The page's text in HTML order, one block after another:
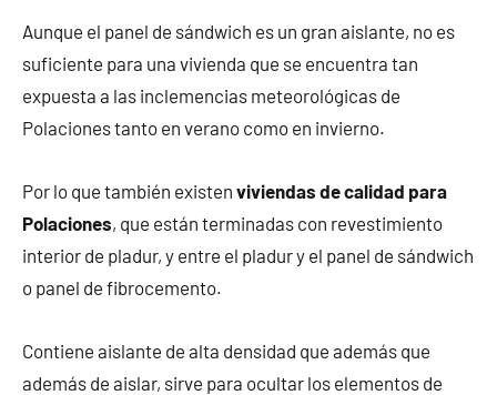
Aunque el panel de sándwich es un gran aislante, no es
suficiente para una vivienda que se encuentra tan
expuesta a las inclemencias meteorológicas de
Polaciones tanto en verano como en invierno.
Por lo que también existen viviendas de calidad para
Polaciones, que están terminadas con revestimiento
interior de pladur, y entre el pladur y el panel de sándwich
o panel de fibrocemento.
Contiene aislante de alta densidad que además que
además de aislar, sirve para ocultar los elementos de